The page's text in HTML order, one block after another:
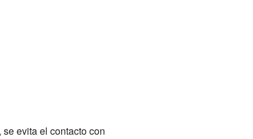
evita el contacto con